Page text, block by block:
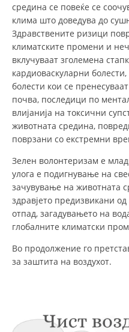
ЕДУКАТИВНО
средина се повеќе се
клима што доведува до
Здравствените ризици
климатските промени и
вклучуваат зголемена
кардиоваскуларни
болести кои се
почва, последици по
влијанија на токсични
животната средина,
поврзани со екстремни
Зелен волонтеризам е
улога е подигнување на
зачувување на животната
здравјето предизвикани
отпад, загадувањето на
глобалните климатски
Во продолжение го
за заштита на воздухот.